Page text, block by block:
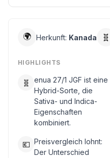
🌍 Herkunft: Kanada 🧬
HIGHLIGHTS
🧬
enua 27/1 JGF ist eine
Hybrid-Sorte, die
Sativa- und Indica-
Eigenschaften
kombiniert.
💶 Preisvergleich lohnt:
Der Unterschied